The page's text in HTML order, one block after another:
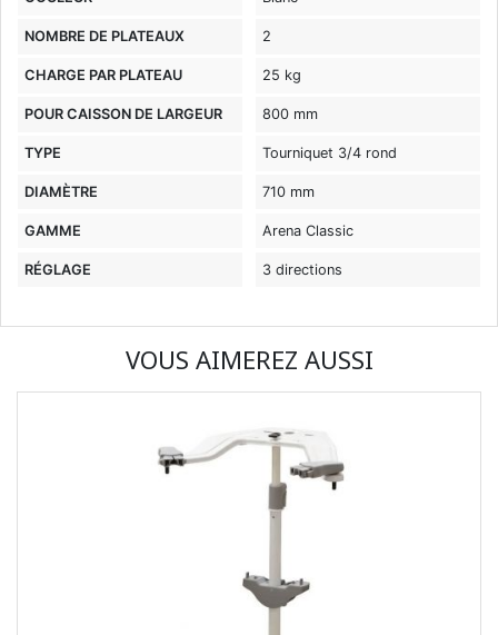
NOMBRE DE PLATEAUX 2
CHARGE PAR PLATEAU 25 kg
POUR CAISSON DE LARGEUR 800 mm
TYPE Tourniquet 3/4 rond
DIAMÈTRE 710 mm
GAMME Arena Classic
RÉGLAGE 3 directions
VOUS AIMEREZ AUSSI